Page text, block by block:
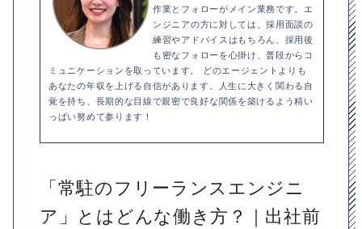
作業とフォローがメイン業務です。エ
ンジニアの方に対しては、採用面談の
練習やアドバイスはもちろん、採用後
も密なフォローを心掛け、普段からコ
ミュニケーションを取っています。 どのエージェントよりも
あなたの年収を上げる自信があります。人生に大きく関わる自
覚を持ち、長期的な目線で親密で良好な関係を築けるよう精い
っぱい努めて参ります！
「常駐のフリーランスエンジニ
ア」とはどんな働き方？｜出社前